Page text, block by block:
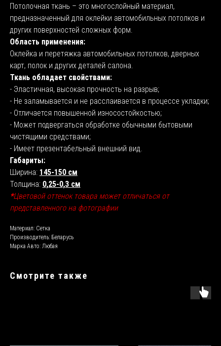
Потолочная ткань – это многослойный материал,
предназначенный для оклейки автомобильных потолков и
других поверхностей сложных форм.
Область применения:
Оклейка и перетяжка автомобильных потолков, дверных
карт, полок и других деталей салона.
Ткань обладает свойствами:
- Эластичная, высокая прочность на разрыв;
- Не заламывается и не расслаивается в процессе укладки;
- Отличается повышенной износостойкостью;
- Может подвергаться обработке обычными бытовыми
чистящими средствами;
- Имеет презентабельный внешний вид.
Габариты:
Ширина: 145-150 см
Толщина: 0,25-0,3 см
*Цветовой оттенок товара может отличаться от
представленного на фотографии
Материал: Сетка
Производитель: Беларусь
Марка Авто: Любая
Смотрите также